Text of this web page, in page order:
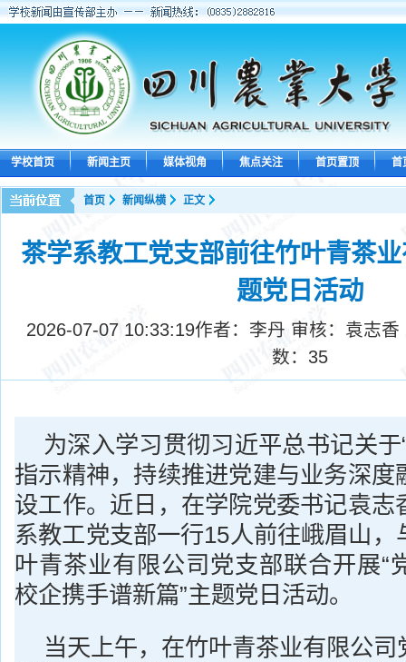
学校首页 新闻主页 媒体视角 焦点关注 首页置顶 首
首页 新闻纵横 正文
茶学系教工党支部前往竹叶青茶
题党日活动
2026-07-07 10:33:19作者：李丹 审核：袁志
数： 35
为深入学习贯彻习近平总书记关于
指示精神，持续推进党建与业务深度
设工作。近日，在学院党委书记袁志
系教工党支部一行15人前往峨眉山，
叶青茶业有限公司党支部联合开展“
校企携手谱新篇”主题党日活动。
当天上午，在竹叶青茶业有限公